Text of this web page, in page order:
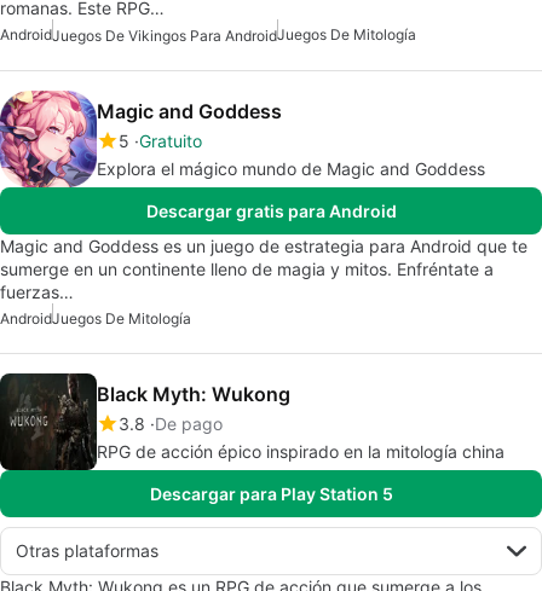
romanas. Este RPG…
AndroidJuegos De Vikingos Para AndroidJuegos De Mitología
Magic and Goddess
5 Gratuito
Explora el mágico mundo de Magic and Goddess
Descargar gratis para Android
Magic and Goddess es un juego de estrategia para Android que te
sumerge en un continente lleno de magia y mitos. Enfréntate a
fuerzas…
AndroidJuegos De Mitología
Black Myth: Wukong
3.8 De pago
RPG de acción épico inspirado en la mitología china
Descargar para Play Station 5
Otras plataformas
Black Myth: Wukong es un RPG de acción que sumerge a los